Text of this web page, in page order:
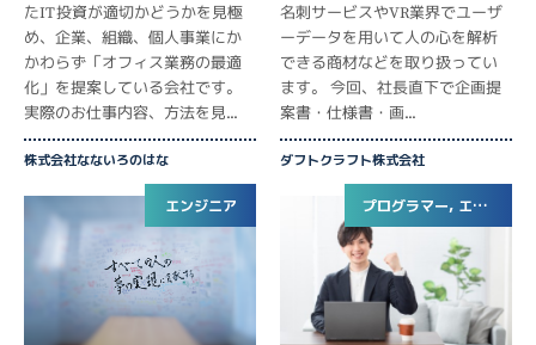
たIT投資が適切かどうかを見極
め、企業、組織、個人事業にか
かわらず「オフィス業務の最適
化」を提案している会社です。
実際のお仕事内容、方法を見...
株式会社なないろのはな
名刺サービスやVR業界でユーザ
ーデータを用いて人の心を解析
できる商材などを取り扱ってい
ます。 今回、社長直下で企画提
案書・仕様書・画...
ダフトクラフト株式会社
エンジニア プログラマー, エンジニア